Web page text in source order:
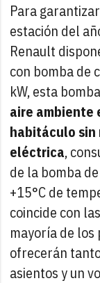
Para
estación del
Renault
con bomba de
kW, esta
aire
habitáculo sin
eléctrica,
de la bomba
+15°C de
coincide con
mayoría de los
ofrecerán
asientos y un